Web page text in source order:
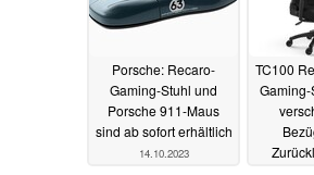
Porsche: Recaro-
Gaming-Stuhl und
Porsche 911-Maus
sind ab sofort erhältlich
14.10.2023
TC100